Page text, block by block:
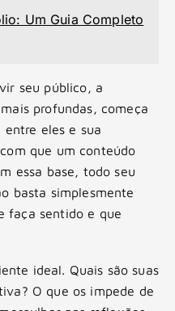
Um Guia Completo
seu público, a
profundas, começa
eles e sua
que um conteúdo
essa base, todo seu
basta simplesmente
faça sentido e que
ideal. Quais são suas
O que os impede de